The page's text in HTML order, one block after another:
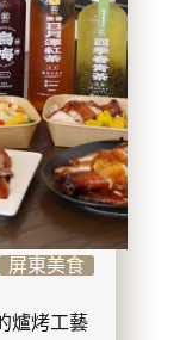
屏東美食
爐烤工藝